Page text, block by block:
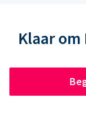
Klaar